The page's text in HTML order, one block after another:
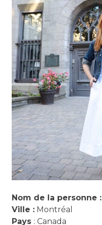
Nom de la personne :
Ville :Montréal
Pays : Canada